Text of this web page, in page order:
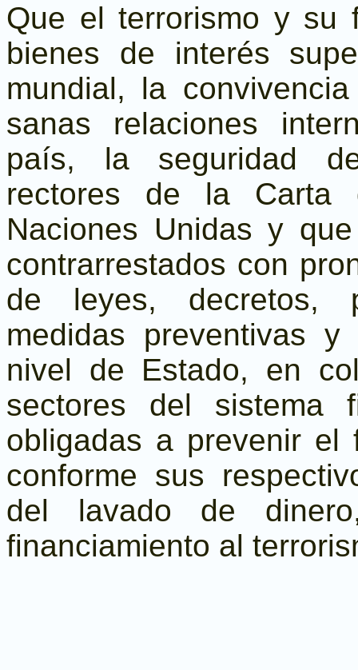
Que el terrorismo y su
bienes de interés
mundial, la
sanas relaciones
país, la seguridad
rectores de la Carta
Naciones Unidas y
contrarrestados con
de leyes, decretos,
medidas preventivas y
nivel de Estado, en
sectores del sistema
obligadas a prevenir el
conforme sus
del lavado de
financiamiento al